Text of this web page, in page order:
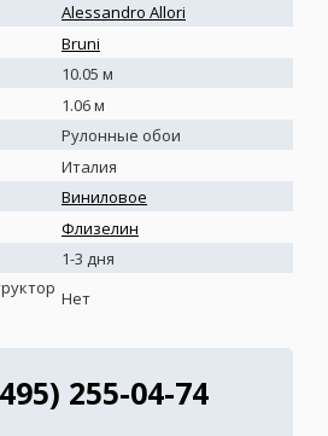
Alessandro Allori
Bruni
10.05 м
1.06 м
Рулонные обои
Италия
Виниловое
Флизелин
1-3 дня
Нет
255-04-74